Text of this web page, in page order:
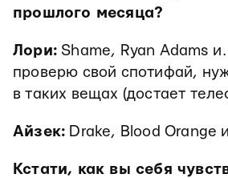
прошлого месяца?
Лори: Shame, Ryan Adams
проверю свой спотифай,
в таких вещах (достает
Айзек: Drake, Blood Orange
Кстати, как вы себя